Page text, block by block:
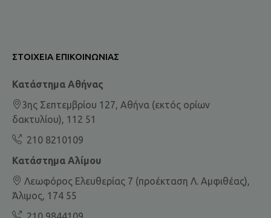
ΣΤΟΙΧΕΊΑ ΕΠΙΚΟΙΝΩΝΊΑΣ
Κατάστημα Αθήνας
3ης Σεπτεμβρίου 127, Αθήνα (εκτός ορίων
δακτυλίου), 112 51
210 8210109
Κατάστημα Αλίμου
Λεωφόρος Ελευθερίας 7 (προέκταση Λ. Αμφιθέας),
Άλιμος, 174 55